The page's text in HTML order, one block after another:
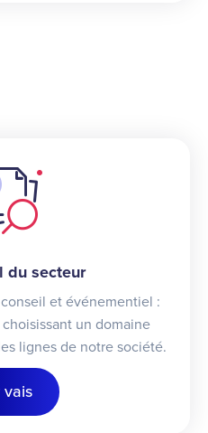
du secteur
et événementiel :
un domaine
lignes de notre société.
vais